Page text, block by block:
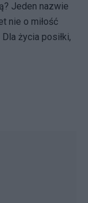
Jeden nazwie
nie o miłość
życia posiłki,